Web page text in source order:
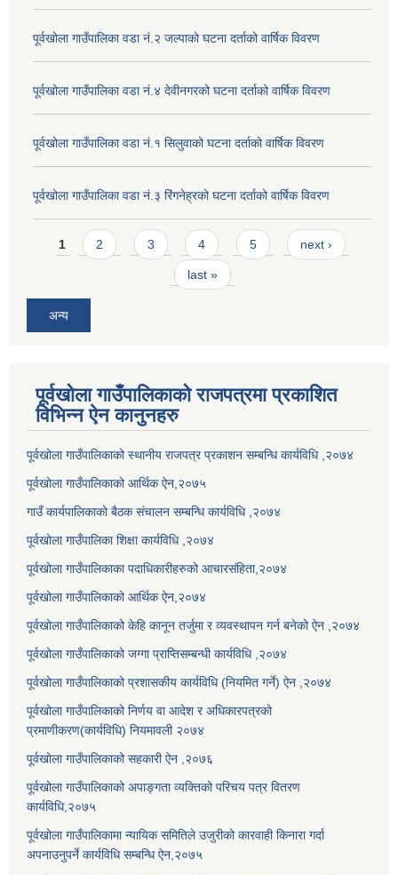
पूर्वखोला गाउँपालिका वडा नं.२ जल्पाको घटना दर्ताको वार्षिक विवरण
पूर्वखोला गाउँपालिका वडा नं.४ देवीनगरको घटना दर्ताको वार्षिक विवरण
पूर्वखोला गाउँपालिका वडा नं.१ सिलुवाको घटना दर्ताको वार्षिक विवरण
पूर्वखोला गाउँपालिका वडा नं.३ रिंगनेह्रको घटना दर्ताको वार्षिक विवरण
Pages
1 2 3 4 5 next ›
last »
अन्य
पूर्वखोला गाउँपालिकाको राजपत्रमा प्रकाशित
विभिन्न ऐन कानुनहरु
पूर्वखोला गाउँपालिकाको स्थानीय राजपत्र प्रकाशन सम्बन्धि कार्यविधि ,२०७४
पूर्वखोला गाउँपालिकाको आर्थिक ऐन,२०७५
गाउँ कार्यपालिकाको बैठक संचालन सम्बन्धि कार्यविधि ,२०७४
पूर्वखोला गाउँपालिका शिक्षा कार्यविधि ,२०७४
पूर्वखोला गाउँपालिकाका पदाधिकारीहरुको आचारसंहिता,२०७४
पूर्वखोला गाउँपालिकाको आर्थिक ऐन,२०७४
पूर्वखोला गाउँपालिकाको केहि कानून तर्जुमा र व्यवस्थापन गर्न बनेको ऐन ,२०७४
पूर्वखोला गाउँपालिकाको जग्गा प्राप्तिसम्बन्धी कार्यविधि ,२०७४
पूर्वखोला गाउँपालिकाको प्रशासकीय कार्यविधि (नियमित गर्ने) ऐन ,२०७४
पूर्वखोला गाउँपालिकाको निर्णय वा आदेश र अधिकारपत्रको
प्रमाणीकरण(कार्यविधि) नियमावली २०७४
पूर्वखोला गाउँपालिकाको सहकारी ऐन ,२०७६
पूर्वखोला गाउँपालिकाको अपाङ्गता व्यक्तिको परिचय पत्र वितरण
कार्यविधि,२०७५
पूर्वखोला गाउँपालिकामा न्यायिक समितिले उजुरीको कारवाही किनारा गर्दा
अपनाउनुपर्ने कार्यविधि सम्बन्धि ऐन,२०७५